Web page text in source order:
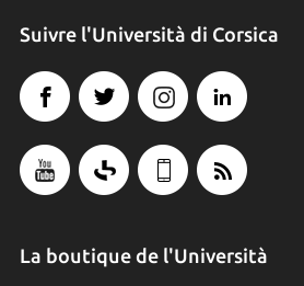
Suivre l'Università di Corsica
La boutique de l'Università